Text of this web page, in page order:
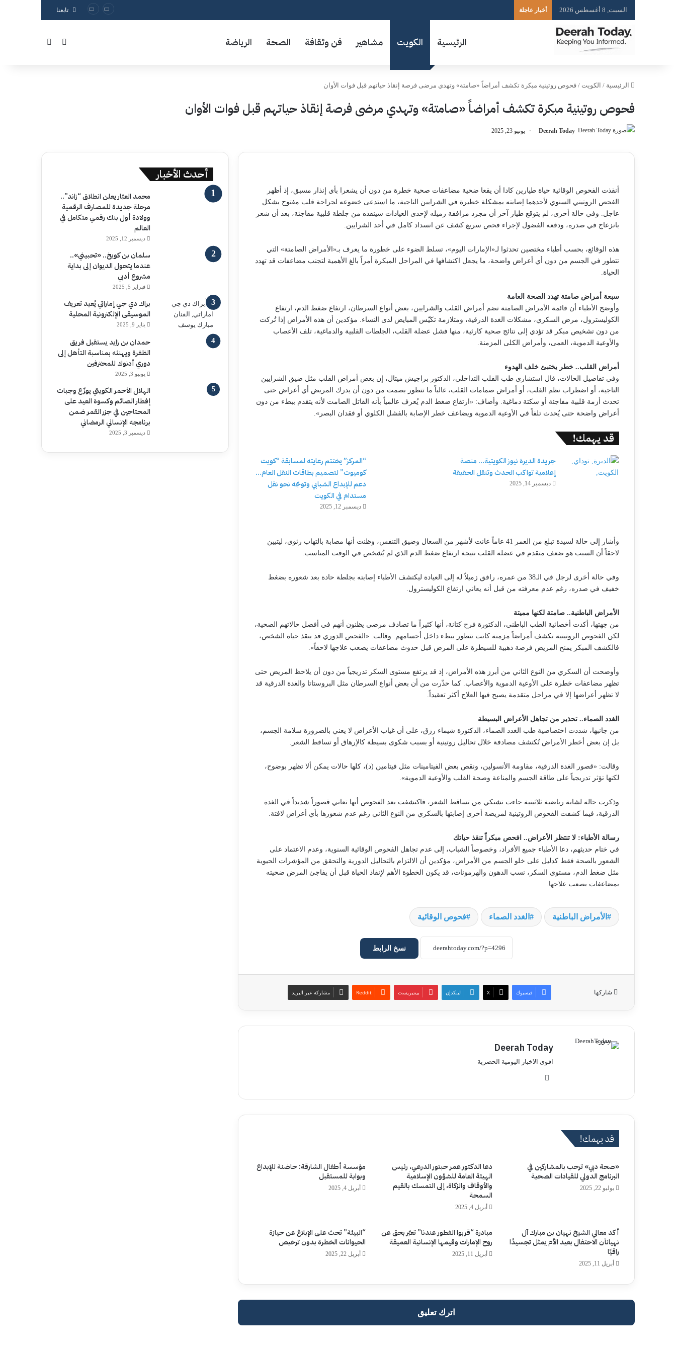
السبت, 8 أغسطس 2026 أخبار عاجلة تابعنا
الرئيسية الكويت مشاهير فن وثقافة الصحة الرياضة الوضع المظلم
الرئيسية / الكويت / فحوص روتينية مبكرة تكشف أمراضاً «صامتة» وتهدي مرضى فرصة إنقاذ حياتهم قبل فوات الأوان
فحوص روتينية مبكرة تكشف أمراضاً «صامتة» وتهدي مرضى فرصة إنقاذ حياتهم قبل فوات الأوان
Deerah Today يونيو 23, 2025
أنقذت الفحوص الوقائية حياة طيارين كادا أن يقعا ضحية مضاعفات صحية خطرة من دون أن يشعرا بأي إنذار مسبق، إذ أظهر
الفحص الروتيني السنوي لأحدهما إصابته بمشكلة خطيرة في الشرايين التاجية، ما استدعى خضوعه لجراحة قلب مفتوح بشكل
عاجل. وفي حالة أخرى، لم يتوقع طيار آخر أن مجرد مرافقة زميله لإحدى العيادات سينقذه من جلطة قلبية مفاجئة، بعد أن شعر
بانزعاج في صدره، ودفعه الفضول لإجراء فحص سريع كشف عن انسداد كامل في أحد الشرايين.
هذه الوقائع، بحسب أطباء مختصين تحدثوا لـ«الإمارات اليوم»، تسلط الضوء على خطورة ما يعرف بـ«الأمراض الصامتة» التي
تتطور في الجسم من دون أي أعراض واضحة، ما يجعل اكتشافها في المراحل المبكرة أمراً بالغ الأهمية لتجنب مضاعفات قد تهدد
الحياة.
سبعة أمراض صامتة تهدد الصحة العامة
وأوضح الأطباء أن قائمة الأمراض الصامتة تضم أمراض القلب والشرايين، بعض أنواع السرطان، ارتفاع ضغط الدم، ارتفاع
الكوليسترول، مرض السكري، مشكلات الغدة الدرقية، ومتلازمة تكيّس المبايض لدى النساء. مؤكدين أن هذه الأمراض إذا تُركت
من دون تشخيص مبكر قد تؤدي إلى نتائج صحية كارثية، منها فشل عضلة القلب، الجلطات القلبية والدماغية، تلف الأعصاب
والأوعية الدموية، العمى، وأمراض الكلى المزمنة.
أمراض القلب.. خطر يختبئ خلف الهدوء
وفي تفاصيل الحالات، قال استشاري طب القلب التداخلي، الدكتور براجيش ميتال، إن بعض أمراض القلب مثل ضيق الشرايين
التاجية، أو اضطراب نظم القلب، أو أمراض صمامات القلب، غالباً ما تتطور بصمت من دون أن يدرك المريض أي أعراض حتى
تحدث أزمة قلبية مفاجئة أو سكتة دماغية. وأضاف: «ارتفاع ضغط الدم يُعرف عالمياً بأنه القاتل الصامت لأنه يتقدم ببطء من دون
أعراض واضحة حتى يُحدث تلفاً في الأوعية الدموية ويضاعف خطر الإصابة بالفشل الكلوي أو فقدان البصر».
قد يهمك!
جريدة الديرة نيوز الكويتية… منصة
إعلامية تواكب الحدث وتنقل الحقيقة
ديسمبر 14, 2025
“المركز” يختتم رعايته لمسابقة “كويت
كوميوت” لتصميم بطاقات النقل العام…
دعم للإبداع الشبابي وتوجّه نحو نقل
مستدام في الكويت
ديسمبر 12, 2025
وأشار إلى حالة لسيدة تبلغ من العمر 41 عاماً عانت لأشهر من السعال وضيق التنفس، وظنت أنها مصابة بالتهاب رئوي، ليتبين
لاحقاً أن السبب هو ضعف متقدم في عضلة القلب نتيجة ارتفاع ضغط الدم الذي لم يُشخص في الوقت المناسب.
وفي حالة أخرى لرجل في الـ38 من عمره، رافق زميلاً له إلى العيادة ليكتشف الأطباء إصابته بجلطة حادة بعد شعوره بضغط
خفيف في صدره، رغم عدم معرفته من قبل أنه يعاني ارتفاع الكوليسترول.
الأمراض الباطنية.. صامتة لكنها مميتة
من جهتها، أكدت أخصائية الطب الباطني، الدكتورة فرح كتانة، أنها كثيراً ما تصادف مرضى يظنون أنهم في أفضل حالاتهم الصحية،
لكن الفحوص الروتينية تكشف أمراضاً مزمنة كانت تتطور ببطء داخل أجسامهم. وقالت: «الفحص الدوري قد ينقذ حياة الشخص،
فالكشف المبكر يمنح المريض فرصة ذهبية للسيطرة على المرض قبل حدوث مضاعفات يصعب علاجها لاحقاً».
وأوضحت أن السكري من النوع الثاني من أبرز هذه الأمراض، إذ قد يرتفع مستوى السكر تدريجياً من دون أن يلاحظ المريض حتى
تظهر مضاعفات خطرة على الأوعية الدموية والأعصاب. كما حذّرت من أن بعض أنواع السرطان مثل البروستاتا والغدة الدرقية قد
لا تظهر أعراضها إلا في مراحل متقدمة يصبح فيها العلاج أكثر تعقيداً.
الغدد الصماء.. تحذير من تجاهل الأعراض البسيطة
من جانبها، شددت اختصاصية طب الغدد الصماء، الدكتورة شيماء رزق، على أن غياب الأعراض لا يعني بالضرورة سلامة الجسم،
بل إن بعض أخطر الأمراض تُكتشف مصادفة خلال تحاليل روتينية أو بسبب شكوى بسيطة كالإرهاق أو تساقط الشعر.
وقالت: «قصور الغدة الدرقية، مقاومة الأنسولين، ونقص بعض الفيتامينات مثل فيتامين (د)، كلها حالات يمكن ألا تظهر بوضوح،
لكنها تؤثر تدريجياً على طاقة الجسم والمناعة وصحة القلب والأوعية الدموية».
وذكرت حالة لشابة رياضية ثلاثينية جاءت تشتكي من تساقط الشعر، فاكتشفت بعد الفحوص أنها تعاني قصوراً شديداً في الغدة
الدرقية، فيما كشفت الفحوص الروتينية لمريضة أخرى إصابتها بالسكري من النوع الثاني رغم عدم شعورها بأي أعراض لافتة.
رسالة الأطباء: لا تنتظر الأعراض.. افحص مبكراً تنقذ حياتك
في ختام حديثهم، دعا الأطباء جميع الأفراد، وخصوصاً الشباب، إلى عدم تجاهل الفحوص الوقائية السنوية، وعدم الاعتماد على
الشعور بالصحة فقط كدليل على خلو الجسم من الأمراض، مؤكدين أن الالتزام بالتحاليل الدورية والتحقق من المؤشرات الحيوية
مثل ضغط الدم، مستوى السكر، نسب الدهون والهرمونات، قد يكون الخطوة الأهم لإنقاذ الحياة قبل أن يفاجئ المرض ضحيته
بمضاعفات يصعب علاجها.
الأمراض الباطنية الغدد الصماء فحوص الوقائية
نسخ الرابط
شاركها فيسبوك ‫X لينكدإن بينتيريست مشاركة عبر البريد
Deerah Today
اقوى الاخبار اليومية الحصرية
الوي
ب
قد يهمك!
«صحة دبي» ترحب بالمشاركين في
البرنامج الدولي للقيادات الصحية
يوليو 22, 2025
دعا الدكتور عمر حبتور الدرعي، رئيس
الهيئة العامة للشؤون الإسلامية
والأوقاف والزكاة، إلى التمسك بالقيم
السمحة
أبريل 4, 2025
مؤسسة أطفال الشارقة: حاضنة للإبداع
وبوابة للمستقبل
أبريل 4, 2025
أكد معالي الشيخ نهيان بن مبارك آل
نهيانأن الاحتفال بعيد الأم يمثل تجسيدًا
راقيًا
أبريل 11, 2025
مبادرة “قربوا الفطور عندنا” تعبّر بحق عن
روح الإمارات وقيمها الإنسانية العميقة
أبريل 11, 2025
“البيئة” تحث على الإبلاغ عن حيازة
الحيوانات الخطرة بدون ترخيص
أبريل 22, 2025
اترك تعليق
أحدث الأخبار
محمد العبّار يعلن انطلاق “زاند”..
مرحلة جديدة للمصارف الرقمية
وولادة أول بنك رقمي متكامل في
العالم
ديسمبر 12, 2025
سلمان بن كويخ.. «تحبيني»..
عندما يتحول الديوان إلى بداية
مشروع أدبي
فبراير 5, 2025
براك دي جي إماراتي يُعيد تعريف
الموسيقى الإلكترونية المحلية
يناير 9, 2025
حمدان بن زايد يستقبل فريق
الظفرة ويهنئه بمناسبة التأهل إلى
دوري أدنوك للمحترفين
يونيو 3, 2025
الهلال الأحمر الكويتي يوزّع وجبات
إفطار الصائم وكسوة العيد على
المحتاجين في جزر القمر ضمن
برنامجه الإنساني الرمضاني
ديسمبر 3, 2025